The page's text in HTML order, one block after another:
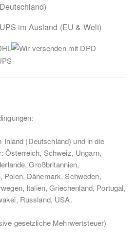
im Ausland (EU & Welt)
Inland (Deutschland) und in die
Österreich, Schweiz, Ungarn,
Großbritannien,
Polen, Dänemark, Schweden,
Italien, Griechenland, Portugal,
Russland, USA.
gesetzliche Mehrwertsteuer)